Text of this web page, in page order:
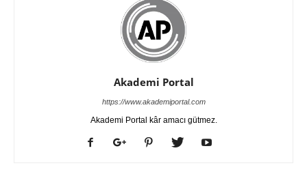
Akademi Portal
https://www.akademiportal.com
Akademi Portal kâr amacı gütmez.